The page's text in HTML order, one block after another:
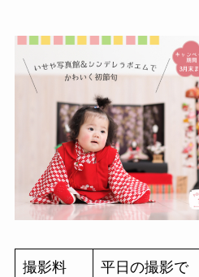
撮影料
平日の撮影で